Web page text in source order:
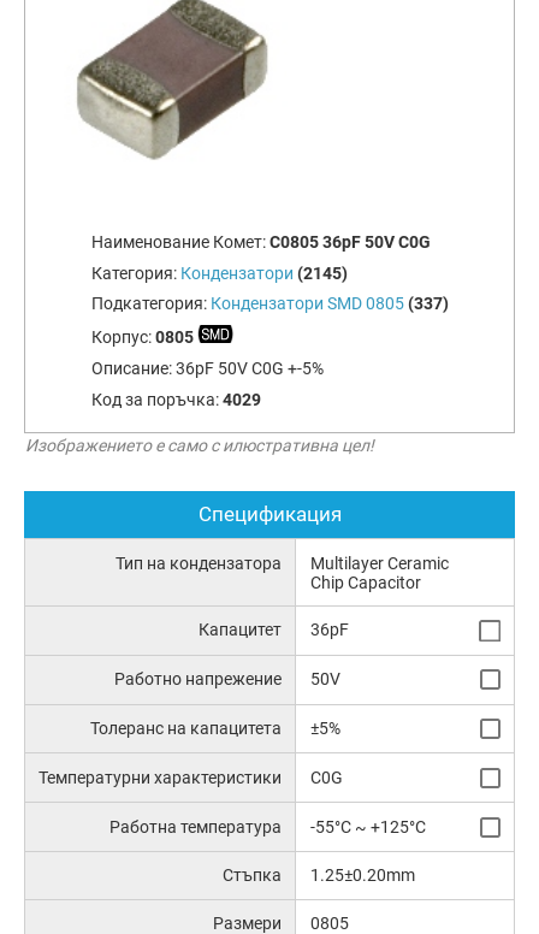
Наименование Комет:C0805 36pF 50V C0G
Категория: Кондензатори (2145)
Подкатегория: Кондензатори SMD 0805 (337)
Корпус:0805
Описание:36pF 50V C0G +-5%
Код за поръчка:4029
Изображението е само с илюстративна цел!
Спецификация
Тип на кондензатора
Multilayer Ceramic
Chip Capacitor
Капацитет 36pF
Работно напрежение 50V
Толеранс на капацитета ±5%
Температурни характеристики C0G
Работна температура -55°C ~ +125°C
Стъпка 1.25±0.20mm
Размери 0805